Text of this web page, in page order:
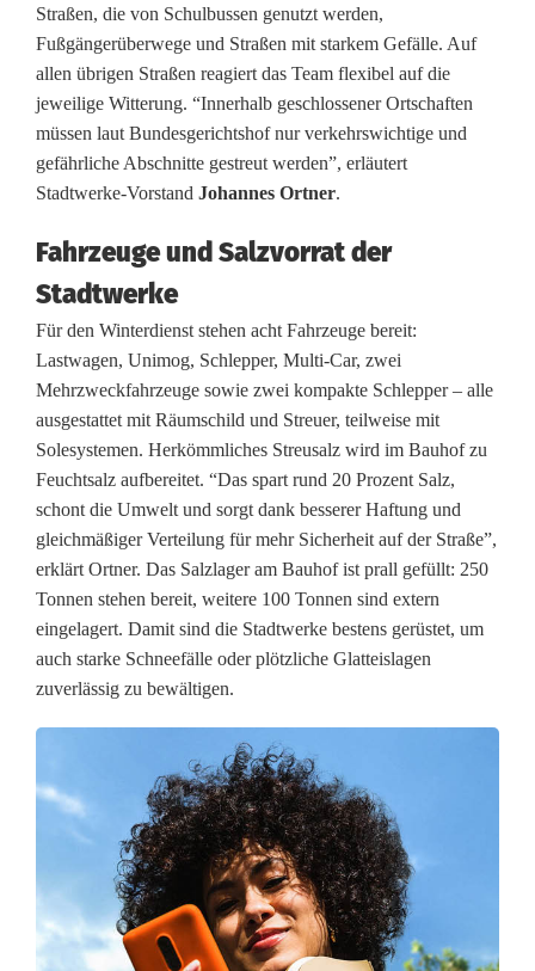
e
r
n
i
n
B
u
r
g
l
e
n
g
e
n
l
d
e
Straßen, die von Schulbussen genutzt werden,
Fußgängerüberwege und Straßen mit starkem Gefälle. Auf
allen übrigen Straßen reagiert das Team flexibel auf die
jeweilige Witterung. “Innerhalb geschlossener Ortschaften
müssen laut Bundesgerichtshof nur verkehrswichtige und
gefährliche Abschnitte gestreut werden”, erläutert
Stadtwerke-Vorstand Johannes Ortner.
Fahrzeuge und Salzvorrat der
Stadtwerke
Für den Winterdienst stehen acht Fahrzeuge bereit:
Lastwagen, Unimog, Schlepper, Multi-Car, zwei
Mehrzweckfahrzeuge sowie zwei kompakte Schlepper – alle
ausgestattet mit Räumschild und Streuer, teilweise mit
Solesystemen. Herkömmliches Streusalz wird im Bauhof zu
Feuchtsalz aufbereitet. “Das spart rund 20 Prozent Salz,
schont die Umwelt und sorgt dank besserer Haftung und
gleichmäßiger Verteilung für mehr Sicherheit auf der Straße”,
erklärt Ortner. Das Salzlager am Bauhof ist prall gefüllt: 250
Tonnen stehen bereit, weitere 100 Tonnen sind extern
eingelagert. Damit sind die Stadtwerke bestens gerüstet, um
auch starke Schneefälle oder plötzliche Glatteislagen
zuverlässig zu bewältigen.